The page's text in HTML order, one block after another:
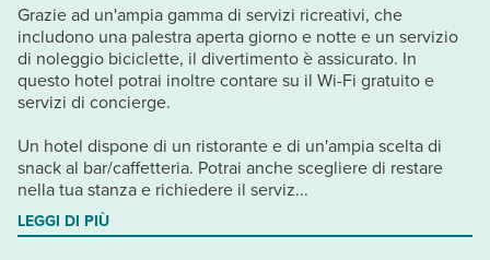
Grazie ad un'ampia gamma di servizi ricreativi, che
includono una palestra aperta giorno e notte e un servizio
di noleggio biciclette, il divertimento è assicurato. In
questo hotel potrai inoltre contare su il Wi-Fi gratuito e
servizi di concierge.
Un hotel dispone di un ristorante e di un'ampia scelta di
snack al bar/caffetteria. Potrai anche scegliere di restare
nella tua stanza e richiedere il serviz...
LEGGI DI PIÙ